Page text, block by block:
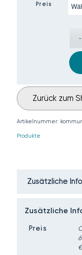
Preis
Zurück zum
Artikelnummer:
Produkte
Zusätzliche
Zusätzliche
Preis